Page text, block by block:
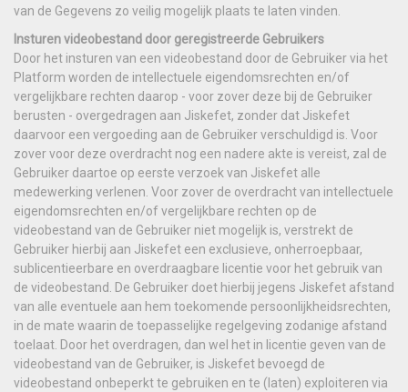
van de Gegevens zo veilig mogelijk plaats te laten vinden.
Insturen videobestand door geregistreerde Gebruikers
Door het insturen van een videobestand door de Gebruiker via het
Platform worden de intellectuele eigendomsrechten en/of
vergelijkbare rechten daarop - voor zover deze bij de Gebruiker
berusten - overgedragen aan Jiskefet, zonder dat Jiskefet
daarvoor een vergoeding aan de Gebruiker verschuldigd is. Voor
zover voor deze overdracht nog een nadere akte is vereist, zal de
Gebruiker daartoe op eerste verzoek van Jiskefet alle
medewerking verlenen. Voor zover de overdracht van intellectuele
eigendomsrechten en/of vergelijkbare rechten op de
videobestand van de Gebruiker niet mogelijk is, verstrekt de
Gebruiker hierbij aan Jiskefet een exclusieve, onherroepbaar,
sublicentieerbare en overdraagbare licentie voor het gebruik van
de videobestand. De Gebruiker doet hierbij jegens Jiskefet afstand
van alle eventuele aan hem toekomende persoonlijkheidsrechten,
in de mate waarin de toepasselijke regelgeving zodanige afstand
toelaat. Door het overdragen, dan wel het in licentie geven van de
videobestand van de Gebruiker, is Jiskefet bevoegd de
videobestand onbeperkt te gebruiken en te (laten) exploiteren via